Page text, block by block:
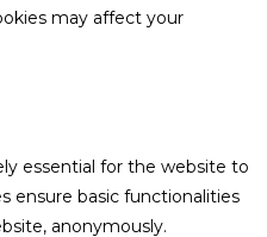
may affect your
essential for the website to
ensure basic functionalities
anonymously.